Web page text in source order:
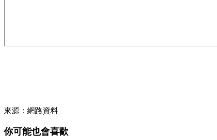
來源：網路資料
你可能也會喜歡